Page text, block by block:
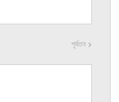
পূর্বতন